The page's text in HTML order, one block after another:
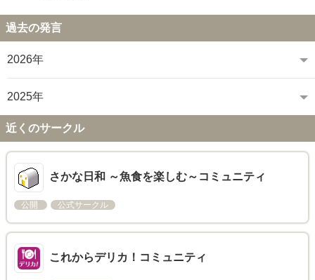
過去の発言
2026年
2025年
近くのサークル
さかな日和 ～魚食を楽しむ～コミュニティ
公開 公式サークル
これからデリカ！コミュニティ